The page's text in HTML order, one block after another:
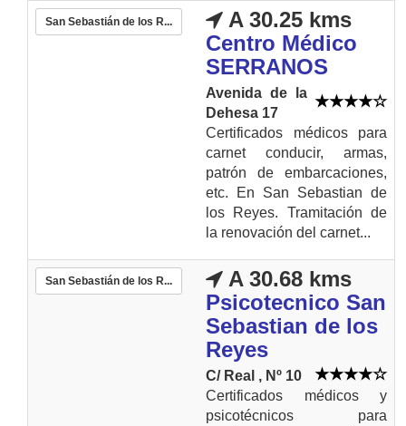
San Sebastián de los R...
A 30.25 kms
Centro Médico
SERRANOS
Avenida de la
Dehesa 17
Certificados médicos para
carnet conducir, armas,
patrón de embarcaciones,
etc. En San Sebastian de
los Reyes. Tramitación de
la renovación del carnet...
San Sebastián de los R...
A 30.68 kms
Psicotecnico San
Sebastian de los
Reyes
C/ Real , Nº 10
Certificados médicos y
psicotécnicos para